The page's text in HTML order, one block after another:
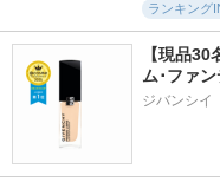
ランキング
【現品
ジバンシイ